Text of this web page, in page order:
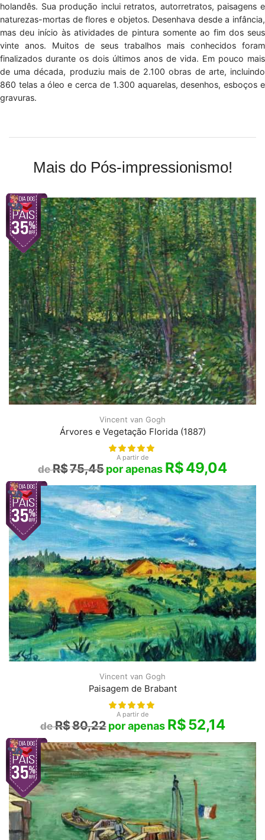
holandês. Sua produção inclui retratos, autorretratos, paisagens e
naturezas-mortas de flores e objetos. Desenhava desde a infância,
mas deu início às atividades de pintura somente ao fim dos seus
vinte anos. Muitos de seus trabalhos mais conhecidos foram
finalizados durante os dois últimos anos de vida. Em pouco mais
de uma década, produziu mais de 2.100 obras de arte, incluindo
860 telas a óleo e cerca de 1.300 aquarelas, desenhos, esboços e
gravuras.
Mais do Pós-impressionismo!
Vincent van Gogh
Árvores e Vegetação Florida (1887)
A partir de
R$75,45 R$49,04
Vincent van Gogh
Paisagem de Brabant
A partir de
R$80,22 R$52,14